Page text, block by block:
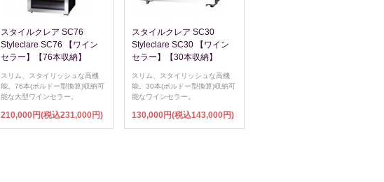
スタイルクレア SC76
Styleclare SC76 【ワイン
セラー】【76本収納】
スリム、スタイリッシュな高機
能。76本(ボルドー型換算)収納可
能な大型ワインセラー。
210,000円(税込231,000円)
スタイルクレア SC30
Styleclare SC30 【ワイン
セラー】【30本収納】
スリム、スタイリッシュな高機
能。30本(ボルドー型換算)収納可
能なワインセラー。
130,000円(税込143,000円)